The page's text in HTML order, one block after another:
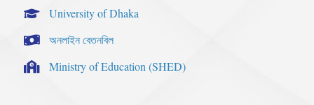
University of Dhaka
অনলাইন বেতনবিল
Ministry of Education (SHED)